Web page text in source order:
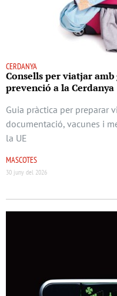
CERDANYA
Consells per viatjar
prevenció a la Cerdanya
Guia pràctica per preparar
documentació, vacunes i
la UE
MASCOTES
30 juny del 2026